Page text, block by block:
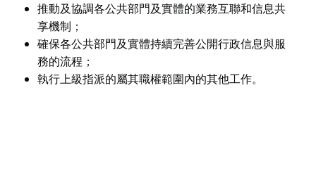
推動及協調各公共部門及實體的業務互聯和信息共
享機制；
確保各公共部門及實體持續完善公開行政信息與服
務的流程；
執行上級指派的屬其職權範圍內的其他工作。